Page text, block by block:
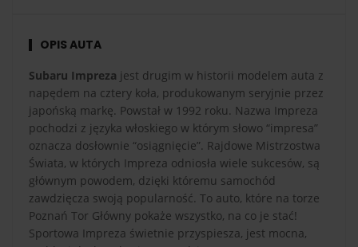
OPIS AUTA
Subaru Impreza jest drugim w historii modelem auta z
napędem na cztery koła, produkowanym seryjnie przez
japońską markę. Powstał w 1992 roku. Nazwa Impreza
pochodzi z języka włoskiego w którym słowo “impresa”
oznacza dosłownie “osiągnięcie”. Rajdowe Mistrzostwa
Świata, w których Impreza odniosła wiele sukcesów, są
głównym powodem, dzięki któremu samochód
zawdzięcza swoją popularność. To auto, które na torze
Poznań Tor Główny pokaże wszystko, na co je stać!
Sportowa Impreza świetnie przyspiesza, jest mocna,